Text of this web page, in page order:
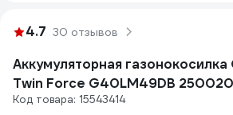
4.7 30 отзывов
Аккумуляторная
Twin Force G40LM49DB
Код товара: 15543414